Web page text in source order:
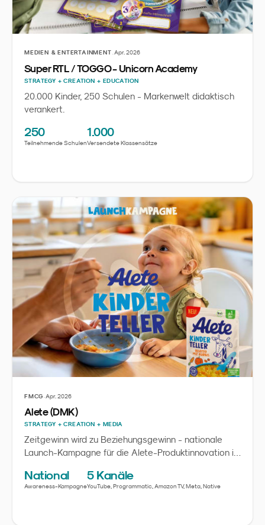
MEDIEN & ENTERTAINMENT·Apr. 2026
Super RTL / TOGGO - Unicorn Academy
STRATEGY + CREATION + EDUCATION
20.000 Kinder, 250 Schulen - Markenwelt didaktisch
verankert.
250
Teilnehmende Schulen
1.000
Versendete Klassensätze
FMCG·Apr. 2026
Alete (DMK)
STRATEGY + CREATION + MEDIA
Zeitgewinn wird zu Beziehungsgewinn - nationale
Launch-Kampagne für die Alete-Produktinnovation im
National
Awareness-Kampagne
5 Kanäle
YouTube, Programmatic, Amazon TV, Meta, Native